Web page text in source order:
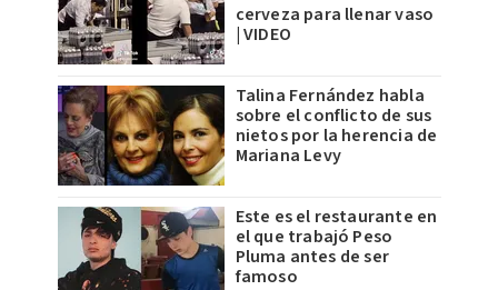
cerveza para llenar vaso
| VIDEO
Talina Fernández habla
sobre el conflicto de sus
nietos por la herencia de
Mariana Levy
Este es el restaurante en
el que trabajó Peso
Pluma antes de ser
famoso